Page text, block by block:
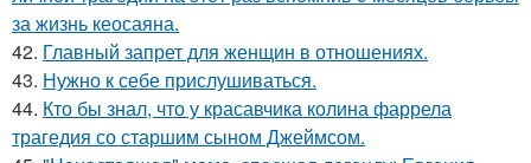
за жизнь кеосаяна.
42. Главный запрет для женщин в отношениях.
43. Нужно к себе прислушиваться.
44. Кто бы знал, что у красавчика колина фаррела
трагедия со старшим сыном Джеймсом.